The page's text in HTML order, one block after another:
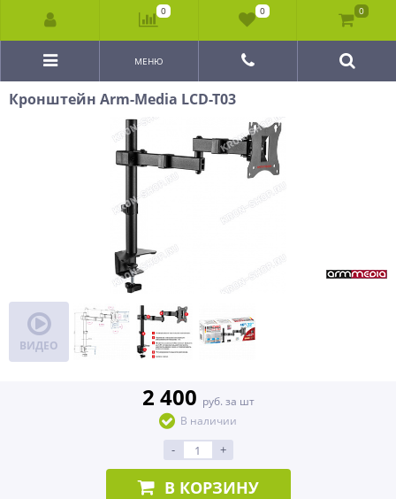
МЕНЮ
Кронштейн Arm-Media LCD-T03
ВИДЕО
2 400 руб. за шт
В наличии
- +
В КОРЗИНУ
0 0 0